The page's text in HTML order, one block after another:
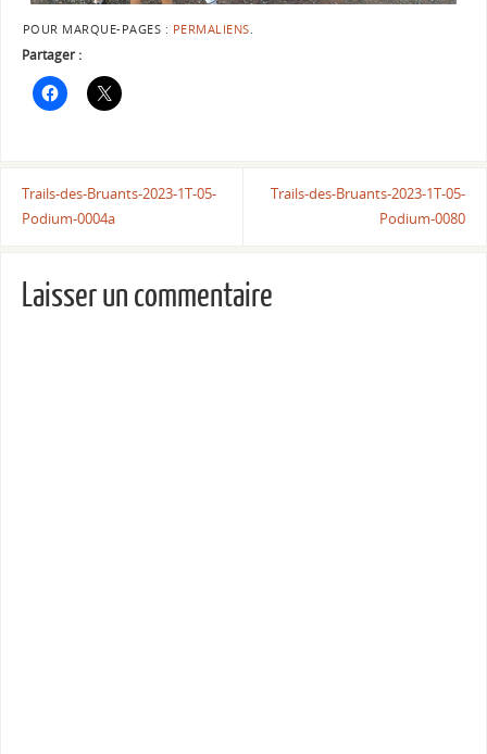
POUR MARQUE-PAGES : PERMALIENS.
Partager :
Trails-des-Bruants-2023-1T-05-
Podium-0004a
Trails-des-Bruants-2023-1T-05-
Podium-0080
Laisser un commentaire